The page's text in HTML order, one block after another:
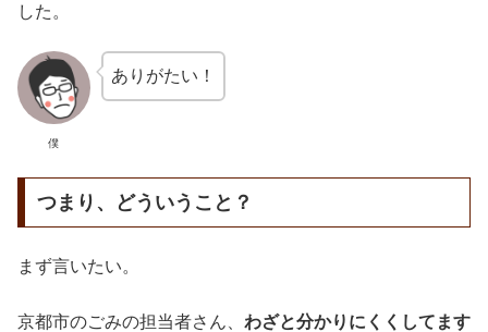
した。
僕
ありがたい！
つまり、どういうこと？
まず言いたい。
京都市のごみの担当者さん、 わざと分かりにくくしてます